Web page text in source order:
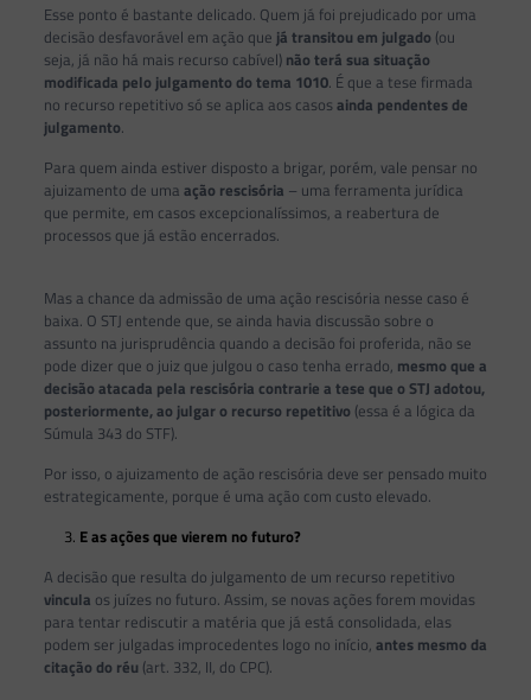
Esse ponto é bastante delicado. Quem já foi prejudicado por uma
decisão desfavorável em ação que já transitou em julgado (ou
seja, já não há mais recurso cabível) não terá sua situação
modificada pelo julgamento do tema 1010. É que a tese firmada
no recurso repetitivo só se aplica aos casos ainda pendentes de
julgamento.
Para quem ainda estiver disposto a brigar, porém, vale pensar no
ajuizamento de uma ação rescisória – uma ferramenta jurídica
que permite, em casos excepcionalíssimos, a reabertura de
processos que já estão encerrados.
Mas a chance da admissão de uma ação rescisória nesse caso é
baixa. O STJ entende que, se ainda havia discussão sobre o
assunto na jurisprudência quando a decisão foi proferida, não se
pode dizer que o juiz que julgou o caso tenha errado, mesmo que a
decisão atacada pela rescisória contrarie a tese que o STJ adotou,
posteriormente, ao julgar o recurso repetitivo (essa é a lógica da
Súmula 343 do STF).
Por isso, o ajuizamento de ação rescisória deve ser pensado muito
estrategicamente, porque é uma ação com custo elevado.
E as ações que vierem no futuro?
A decisão que resulta do julgamento de um recurso repetitivo
vincula os juízes no futuro. Assim, se novas ações forem movidas
para tentar rediscutir a matéria que já está consolidada, elas
podem ser julgadas improcedentes logo no início, antes mesmo da
citação do réu (art. 332, II, do CPC).